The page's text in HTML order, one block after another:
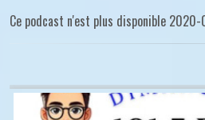
Ce podcast n'est plus disponible